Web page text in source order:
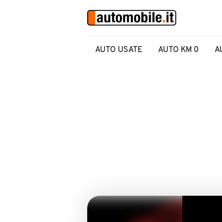
AUTO USATE AUTO KM 0